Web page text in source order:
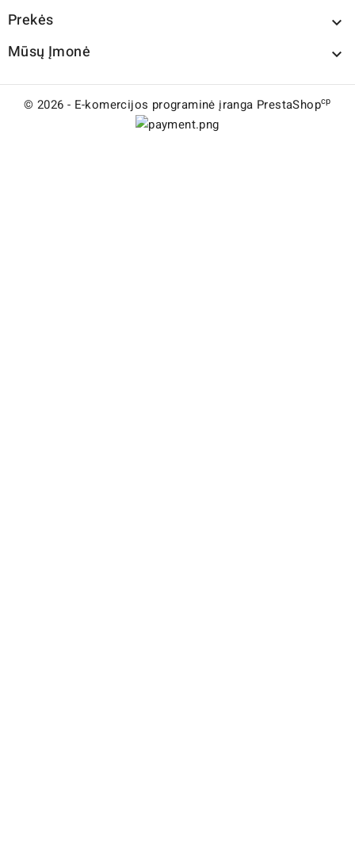
Prekės 
Mūsų Įmonė 
© 2026 - E-komercijos programinė įranga PrestaShopcp